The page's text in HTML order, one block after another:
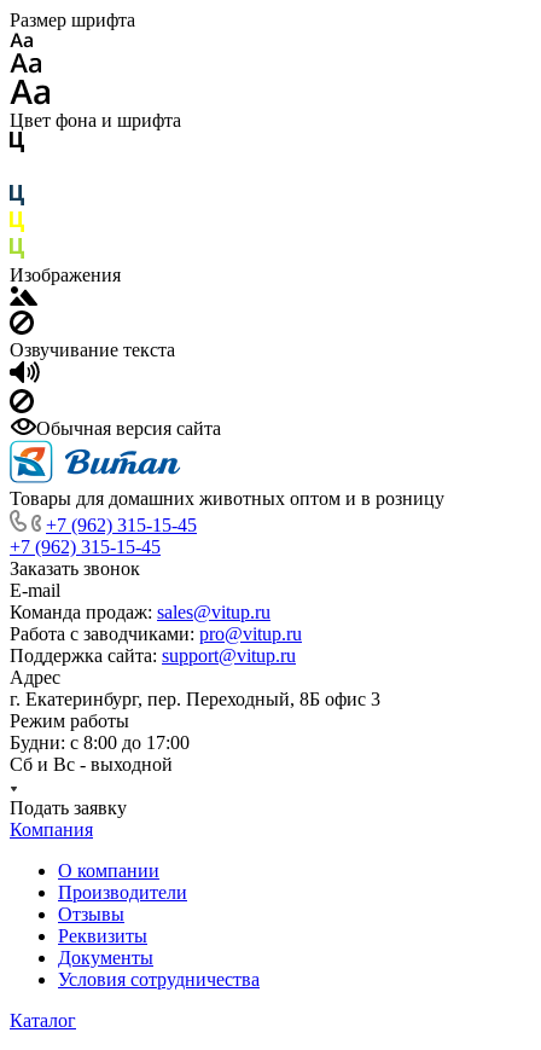
Размер шрифта
Цвет фона и шрифта
Изображения
Озвучивание текста
Обычная версия сайта
Товары для домашних животных оптом и в розницу
+7 (962) 315-15-45
+7 (962) 315-15-45
Заказать звонок
E-mail
Команда продаж: sales@vitup.ru
Работа с заводчиками: pro@vitup.ru
Поддержка сайта: support@vitup.ru
Адрес
г. Екатеринбург, пер. Переходный, 8Б офис 3
Режим работы
Будни: с 8:00 до 17:00
Сб и Вс - выходной
Подать заявку
Компания
О компании
Производители
Отзывы
Реквизиты
Документы
Условия сотрудничества
Каталог